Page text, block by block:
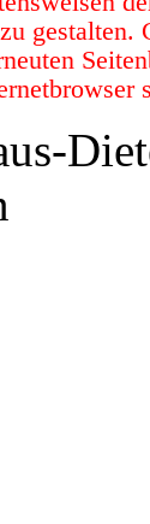
gestalten.